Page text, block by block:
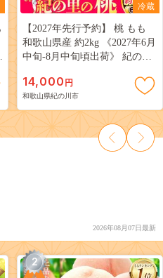
冷蔵
【2027年先行予約】 桃 もも
和歌山県産 約2kg 《2027年6月
中旬-8月中旬頃出荷》 紀の里
の桃を厳選 あかつき モモ 果
物 フルーツ お取り寄せ あか
つき 予約 和歌山 白鳳 日川白
鳳 八旗白鳳 清水白桃 川中島
白桃 つきあかり---
14,000 円
和歌山県紀の川市
2026年08月07日最新
2